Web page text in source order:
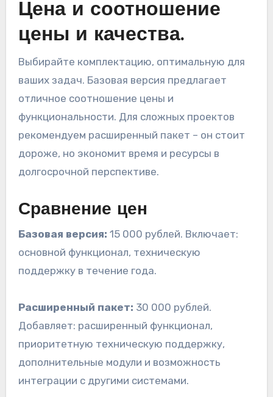
Цена и соотношение
цены и качества.
Выбирайте комплектацию, оптимальную для
ваших задач. Базовая версия предлагает
отличное соотношение цены и
функциональности. Для сложных проектов
рекомендуем расширенный пакет – он стоит
дороже, но экономит время и ресурсы в
долгосрочной перспективе.
Сравнение цен
Базовая версия: 15 000 рублей. Включает:
основной функционал, техническую
поддержку в течение года.
Расширенный пакет: 30 000 рублей.
Добавляет: расширенный функционал,
приоритетную техническую поддержку,
дополнительные модули и возможность
интеграции с другими системами.